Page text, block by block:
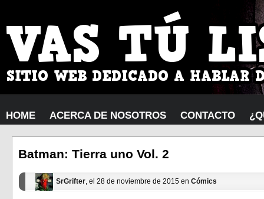
HOME ACERCA DE NOSOTROS CONTACTO
Batman: Tierra uno Vol. 2
SrGrifter, el 28 de noviembre de 2015 en Cómics